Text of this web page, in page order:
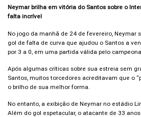
Neymar brilha em vitória do Santos sobre o
falta incrível
No jogo da manhã de 24 de fevereiro, Neymar
gol de falta de curva que ajudou o Santos a
por 3 a 0, em uma partida válida pelo
Após algumas críticas sobre sua estreia sem
Santos, muitos torcedores acreditavam que o
o brilho de sua melhor forma.
No entanto, a exibição de Neymar no estádio
Além do gol espetacular, o atacante de 33